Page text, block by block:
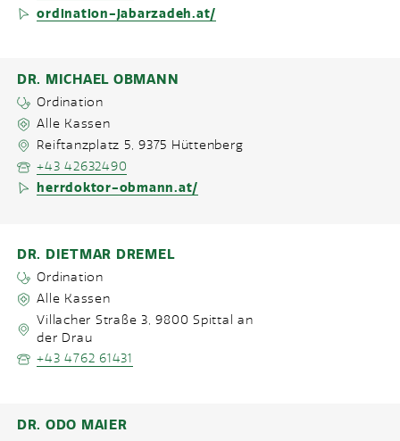
ordination-jabarzadeh.at/
DR. MICHAEL OBMANN
Ordination
Alle Kassen
Reiftanzplatz 5, 9375 Hüttenberg
+43 42632490
herrdoktor-obmann.at/
DR. DIETMAR DREMEL
Ordination
Alle Kassen
Villacher Straße 3,9800 Spittal an
der Drau
+43 4762 61431
DR. ODO MAIER